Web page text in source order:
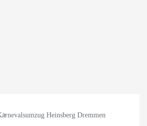
Heinsberg Dremmen